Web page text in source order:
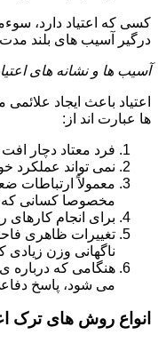
کسی که اعتیاد دارد،
درگیر آسیب های بلند
آسیب ها و نشانه های
اعتیاد باعث ایجاد
ها عبارت اند از:
فرد معتاد دچار
نمی تواند عملکرد
معمولاً ارتباطات
مخصوصا کسانی که
برای انجام کارهای
تغییرات ظاهری
ناگهانی وزن زیادی
هنگامی که درباره
می شود، پاسخ
انواع روش های ترک